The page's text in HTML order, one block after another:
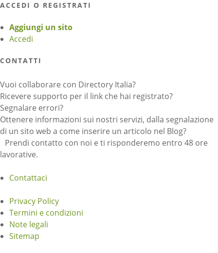
ACCEDI O REGISTRATI
Aggiungi un sito
Accedi
CONTATTI
Vuoi collaborare con Directory Italia?
Ricevere supporto per il link che hai registrato?
Segnalare errori?
Ottenere informazioni sui nostri servizi, dalla segnalazione
di un sito web a come inserire un articolo nel Blog?
Prendi contatto con noi e ti risponderemo entro 48 ore
lavorative.
Contattaci
Privacy Policy
Termini e condizioni
Note legali
Sitemap